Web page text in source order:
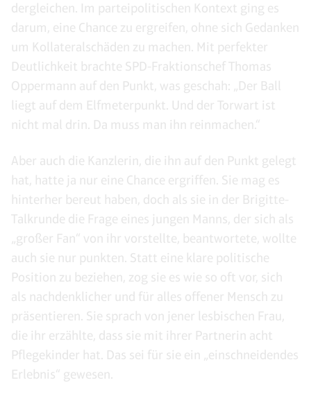
dergleichen. Im parteipolitischen Kontext ging es
darum, eine Chance zu ergreifen, ohne sich Gedanken
um Kollateralschäden zu machen. Mit perfekter
Deutlichkeit brachte SPD-Fraktionschef Thomas
Oppermann auf den Punkt, was geschah: „Der Ball
liegt auf dem Elfmeterpunkt. Und der Torwart ist
nicht mal drin. Da muss man ihn reinmachen.“
Aber auch die Kanzlerin, die ihn auf den Punkt gelegt
hat, hatte ja nur eine Chance ergriffen. Sie mag es
hinterher bereut haben, doch als sie in der Brigitte-
Talkrunde die Frage eines jungen Manns, der sich als
„großer Fan“ von ihr vorstellte, beantwortete, wollte
auch sie nur punkten. Statt eine klare politische
Position zu beziehen, zog sie es wie so oft vor, sich
als nachdenklicher und für alles offener Mensch zu
präsentieren. Sie sprach von jener lesbischen Frau,
die ihr erzählte, dass sie mit ihrer Partnerin acht
Pflegekinder hat. Das sei für sie ein „einschneidendes
Erlebnis“ gewesen.